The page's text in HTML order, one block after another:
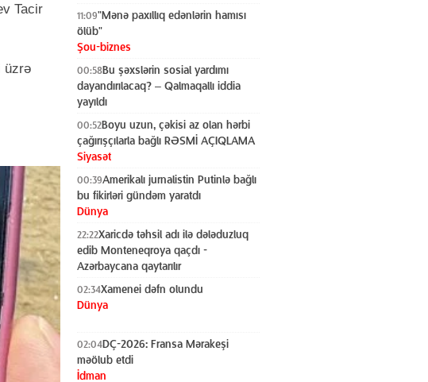
Tacir
üzrə
11:09"Mənə paxıllıq edənlərin hamısı
ölüb"
Şou-biznes
00:58Bu şəxslərin sosial yardımı
dayandırılacaq? – Qalmaqallı iddia
yayıldı
Siyasət
00:52Boyu uzun, çəkisi az olan hərbi
çağırışçılarla bağlı RƏSMİ AÇIQLAMA
Siyasət
00:39Amerikalı jurnalistin Putinlə bağlı
bu fikirləri gündəm yaratdı
Dünya
22:22Xaricdə təhsil adı ilə dələduzluq
edib Monteneqroya qaçdı -
Azərbaycana qaytarılır
Hadisə
02:34Xamenei dəfn olundu
Dünya
02:04DÇ-2026: Fransa Mərakeşi
məölub etdi
İdman